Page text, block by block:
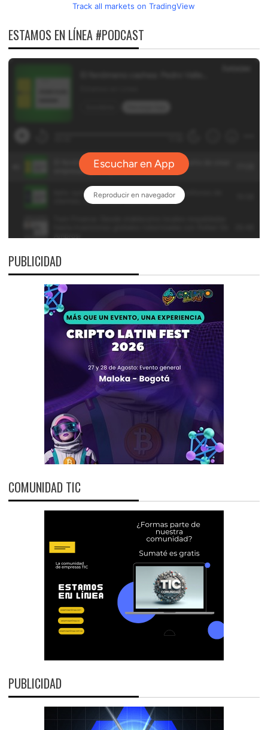
Track all markets on TradingView
ESTAMOS EN LÍNEA #PODCAST
PUBLICIDAD
COMUNIDAD TIC
PUBLICIDAD